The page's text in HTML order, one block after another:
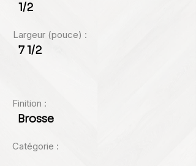
1/2
Largeur (pouce) :
7 1/2
Finition :
Brosse
Catégorie :